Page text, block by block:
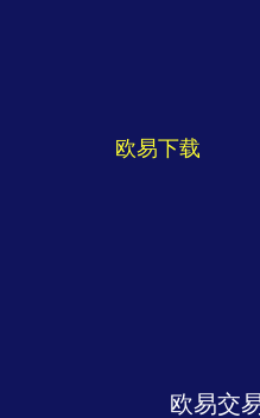
欧易下载
欧易交